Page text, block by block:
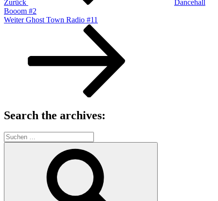
Zurück
Dancehall
Booom #2
Nächster
Weiter Ghost Town Radio #11
Search the archives:
Suche
nach: